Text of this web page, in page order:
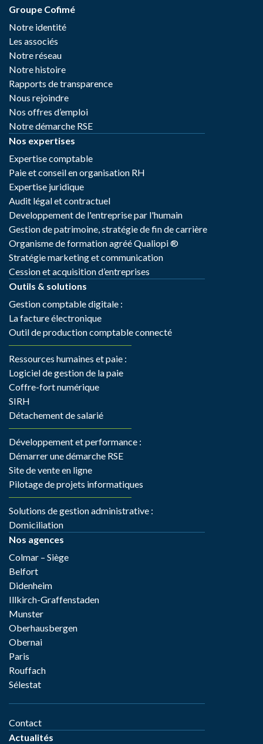
Groupe Cofimé
Notre identité
Les associés
Notre réseau
Notre histoire
Rapports de transparence
Nous rejoindre
Nos offres d’emploi
Notre démarche RSE
Nos expertises
Expertise comptable
Paie et conseil en organisation RH
Expertise juridique
Audit légal et contractuel
Developpement de l'entreprise par l'humain
Gestion de patrimoine, stratégie de fin de carrière
Organisme de formation agréé Qualiopi ®
Stratégie marketing et communication
Cession et acquisition d’entreprises
Outils & solutions
Gestion comptable digitale :
La facture électronique
Outil de production comptable connecté
Ressources humaines et paie :
Logiciel de gestion de la paie
Coffre-fort numérique
SIRH
Détachement de salarié
Développement et performance :
Démarrer une démarche RSE
Site de vente en ligne
Pilotage de projets informatiques
Solutions de gestion administrative :
Domiciliation
Nos agences
Colmar – Siège
Belfort
Didenheim
Illkirch-Graffenstaden
Munster
Oberhausbergen
Obernai
Paris
Rouffach
Sélestat
Contact
Actualités